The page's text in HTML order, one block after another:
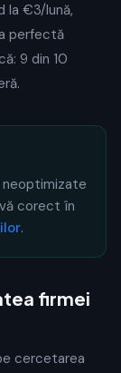
la €3/lună,
perfectă
9 din 10
neoptimizate
corect în
.
firmei
cercetarea